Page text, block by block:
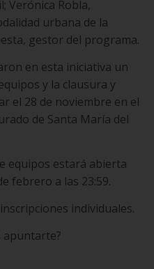
Verónica Robla,
urbana de la
gestor del programa.
en esta iniciativa un
y la clausura y
el 28 de noviembre en el
de Santa María del
equipos estará abierta
febrero a las 23:59.
individuales.
apuntarte?